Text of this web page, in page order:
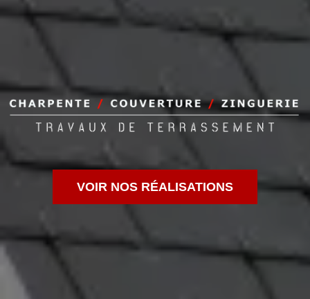
VOIR NOS RÉALISATIONS